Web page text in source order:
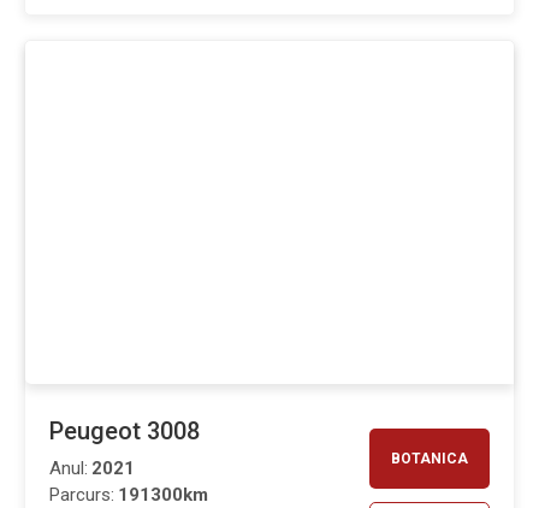
BOTANICA
Peugeot 3008
Parcurs: 191300km
Anul: 2021